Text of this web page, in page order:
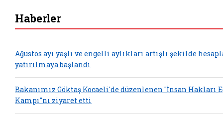
Haberler
Ağustos ayı yaşlı ve engelli aylıkları artışlı şekilde
yatırılmaya başlandı
Bakanımız Göktaş Kocaeli'de düzenlenen "İnsan Hakları
Kampı"nı ziyaret etti